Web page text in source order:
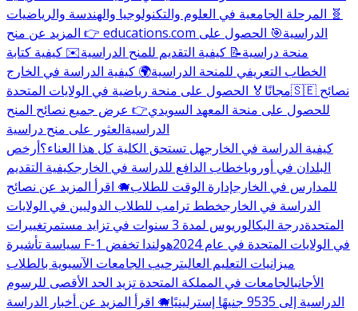
🧬 المرحلة الجامعية في العلوم والتكنولوجيا والهندسة والرياضيات
👉 المزيد عن منح educations.com الدراسية🎯 الحصول على
منحة دراسية📝 كيفية التقديم للمنح الدراسية✉️ كيفية كتابة
الخطاب التعريفي للمنحة الدراسية🌍 كيفية الدراسة في الخارج
مجانًا 🏅 الحصول على منحة رياضية في الولايات المتحدة
🇸🇪 نصائح
للحصول على منحة المعهد السويدي👉 عرض جميع نصائح المنح
الدراسيةالعثور على منح دراسية
كيفية الدراسة في الخارجهل تستحق الكلية كل هذا العناء؟أرخص
البلدان في أوروباخطاب الدافع للدراسة في الخارجكيفية التقديم
للمدارس في الخارجإدارة الوقت للطلاب🐗 اقرأ المزيد عن نصائح
الدراسة في الخارجخطط ترامب للطلاب الدوليين في الولايات
المتحدةدرجة البكالوريوس لمدة 3 سنوات في تزايد مستمر
تغييرات
سياسة تأشيرة F-1 في الولايات المتحدة في عام 2024
هولندا تخفض
ميزانيات التعليم العاليترحيب الجامعات الآسيوية بالطلاب
الأجانبالجامعات في المملكة المتحدة تزيد الحد الأقصى للرسوم
الدراسية إلى 9535 جنيهًا إسترلينيًا
🐗 اقرأ المزيد عن أخبار الدراسة